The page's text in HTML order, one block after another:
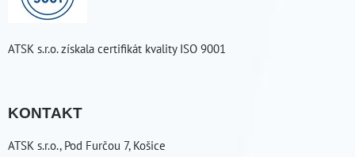
ATSK s.r.o. získala certifikát kvality ISO 9001
KONTAKT
ATSK s.r.o., Pod Furčou 7, Košice